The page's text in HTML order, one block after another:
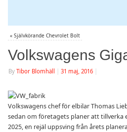
« Självkörande Chevrolet Bolt
Volkswagens
By Tibor Blomhäll 31 maj, 2016
Volkswagens chef för elbilar Thomas
sedan om företagets planer att tillverka
2025, en rejäl uppsving från årets